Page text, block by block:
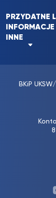
PRZYDATNE
INFORMACJE
INNE
BKiP UKSW/